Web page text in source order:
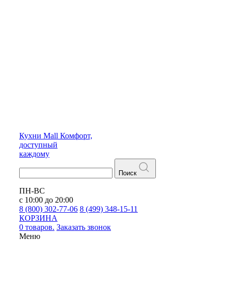
Кухни Mall Комфорт,
доступный
каждому
Поиск
ПН-ВС
с 10:00 до 20:00
8 (800) 302-77-06 8 (499) 348-15-11
КОРЗИНА
0 товаров. Заказать звонок
Меню